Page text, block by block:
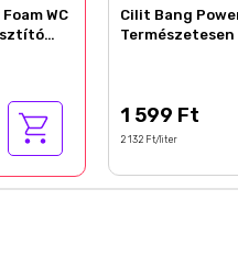
WC
Cilit Bang
Természetesen
1 599 Ft
2 132 Ft/liter